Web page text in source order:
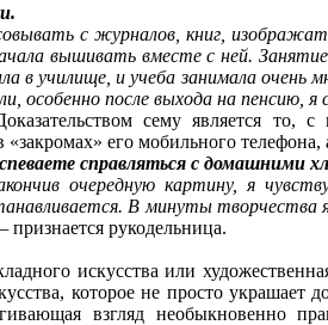
с журналов, книг,
вышивать вместе с ней.
в училище, и учеба занимала
особенно после выхода на
сему является
его мобильного
справляться с домашними
очередную картину, я
В минуты
признается рукодельница.
искусства или
которое не просто
взгляд необыкновенно